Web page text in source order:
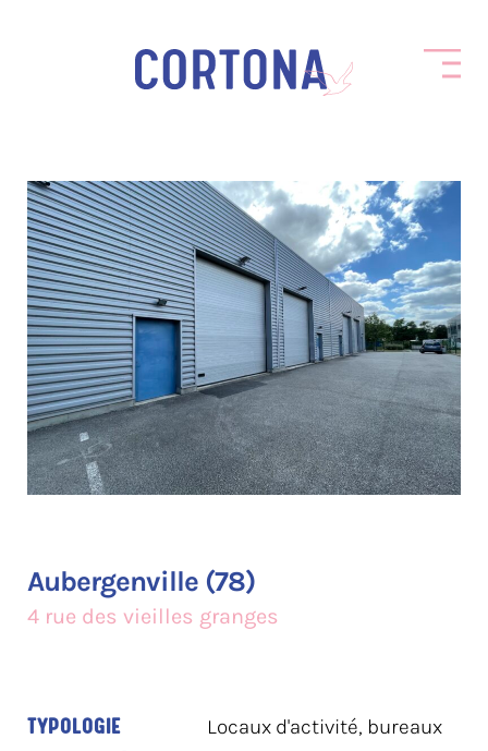
Aubergenville (78)
4 rue des vieilles granges
TYPOLOGIE Locaux d'activité, bureaux